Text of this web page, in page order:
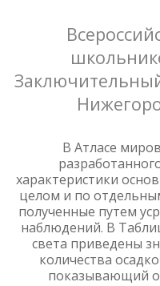
В Атласе
характеристики
целом и по
полученные путем
наблюдений. В
света приведены
количества
показывающий